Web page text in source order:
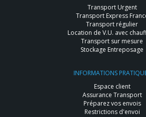
Transport Urgent
Transport Express
Transport régulier
Location de V.U. avec
Transport sur mesure
Stockage Entreposage
INFORMATIONS
Espace client
Assurance Transport
Préparez vos envois
Restrictions d'envoi